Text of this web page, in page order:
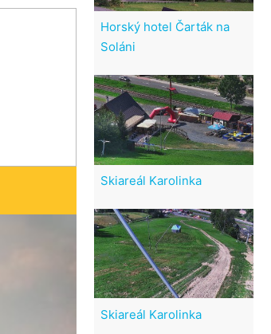
Horský hotel Čarták na
Soláni
Skiareál Karolinka
Skiareál Karolinka